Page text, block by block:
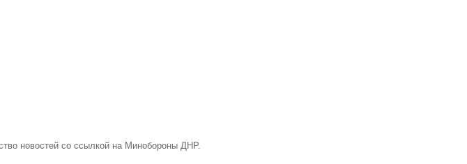
новостей со ссылкой на Минобороны ДНР.